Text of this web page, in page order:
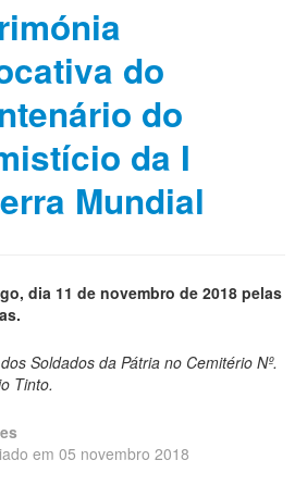
do
do
da I
Mundial
dia 11 de novembro de 2018 pelas
Soldados da Pátria no Cemitério Nº.
Tinto.
em 05 novembro 2018